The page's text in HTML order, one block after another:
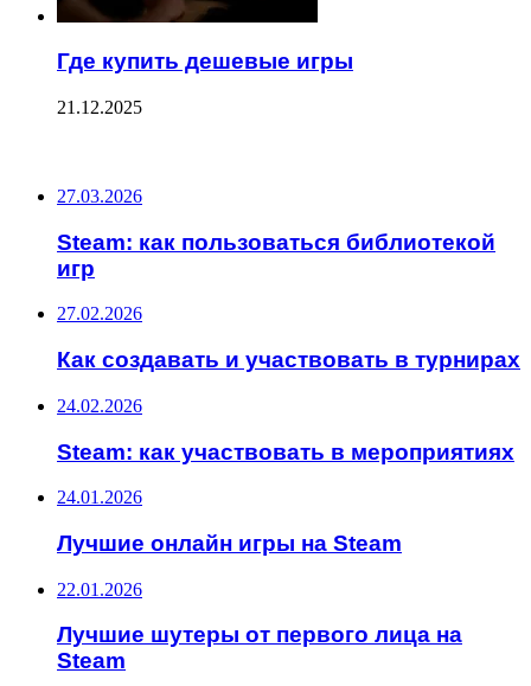
Где купить дешевые игры
21.12.2025
27.03.2026
Steam: как пользоваться библиотекой
игр
27.02.2026
Как создавать и участвовать в турнирах
24.02.2026
Steam: как участвовать в мероприятиях
24.01.2026
Лучшие онлайн игры на Steam
22.01.2026
Лучшие шутеры от первого лица на
Steam